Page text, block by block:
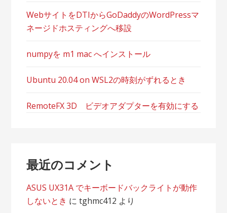
WebサイトをDTIからGoDaddyのWordPressマ
ネージドホスティングへ移設
numpyを m1 mac へインストール
Ubuntu 20.04 on WSL2の時刻がずれるとき
RemoteFX 3D ビデオアダプターを有効にする
最近のコメント
ASUS UX31A でキーボードバックライトが動作
しないとき にtghmc412 より